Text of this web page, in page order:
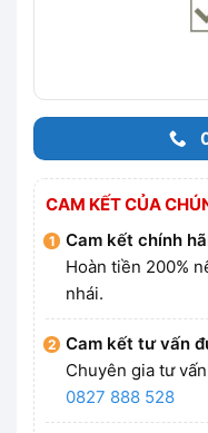
CAM KẾT CỦA
Cam kết chính
Hoàn tiền 200%
nhái.
Cam kết tư vấn
Chuyên gia tư
0827 888 528